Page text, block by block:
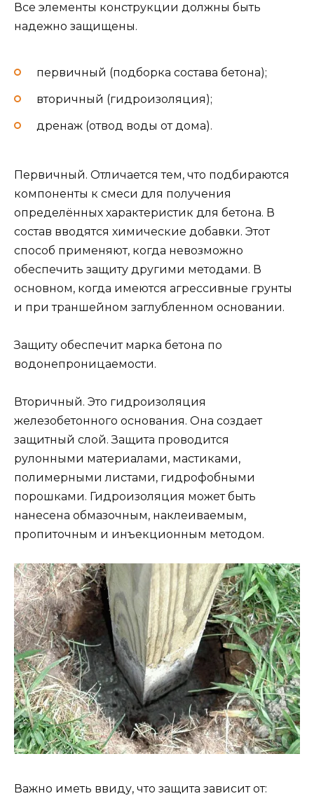
Все элементы конструкции должны быть
надежно защищены.
первичный (подборка состава бетона);
вторичный (гидроизоляция);
дренаж (отвод воды от дома).
Первичный. Отличается тем, что подбираются
компоненты к смеси для получения
определённых характеристик для бетона. В
состав вводятся химические добавки. Этот
способ применяют, когда невозможно
обеспечить защиту другими методами. В
основном, когда имеются агрессивные грунты
и при траншейном заглубленном основании.
Защиту обеспечит марка бетона по
водонепроницаемости.
Вторичный. Это гидроизоляция
железобетонного основания. Она создает
защитный слой. Защита проводится
рулонными материалами, мастиками,
полимерными листами, гидрофобными
порошками. Гидроизоляция может быть
нанесена обмазочным, наклеиваемым,
пропиточным и инъекционным методом.
Важно иметь ввиду, что защита зависит от: